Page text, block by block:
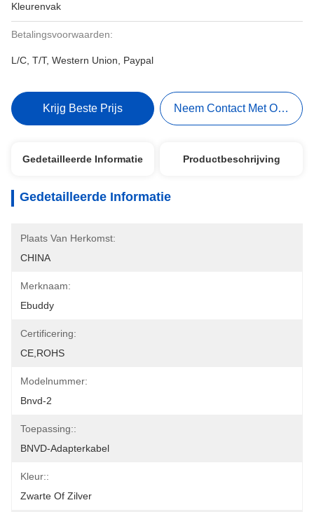
Kleurenvak
Betalingsvoorwaarden:
L/C, T/T, Western Union, Paypal
Krijg Beste Prijs Neem Contact Met Ons Op
Gedetailleerde Informatie Productbeschrijving
Gedetailleerde Informatie
Plaats Van Herkomst:
CHINA
Merknaam:
Ebuddy
Certificering:
CE,ROHS
Modelnummer:
Bnvd-2
Toepassing::
BNVD-Adapterkabel
Kleur::
Zwarte Of Zilver